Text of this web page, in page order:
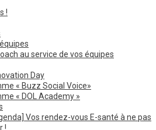
!
au service de vos équipes
Day
« Buzz Social Voice»
« DOL Academy »
Vos rendez-vous E-santé à ne pas
!